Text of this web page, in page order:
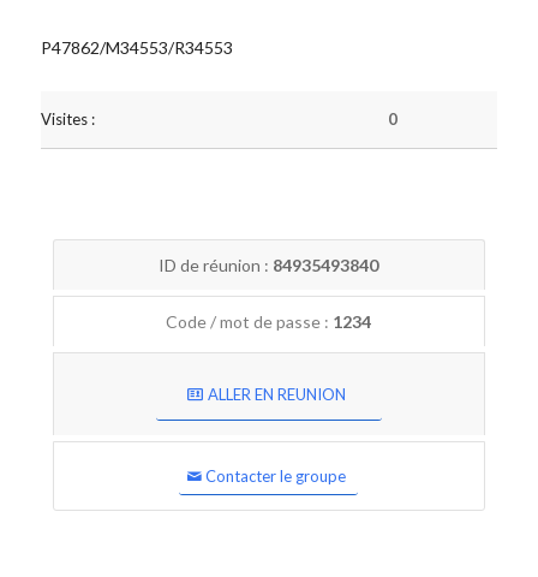
P47862/M34553/R34553
Visites : 0
ID de réunion : 84935493840
Code / mot de passe : 1234
ALLER EN REUNION
Contacter le groupe